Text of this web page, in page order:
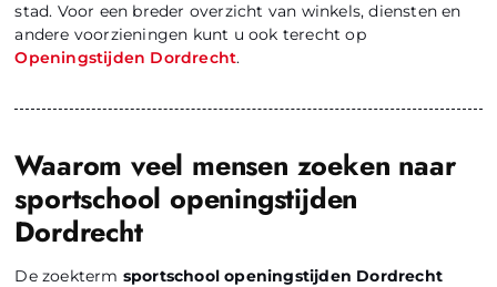
stad. Voor een breder overzicht van winkels, diensten en
andere voorzieningen kunt u ook terecht op
Openingstijden Dordrecht.
Waarom veel mensen zoeken naar
sportschool openingstijden
Dordrecht
De zoekterm sportschool openingstijden Dordrecht